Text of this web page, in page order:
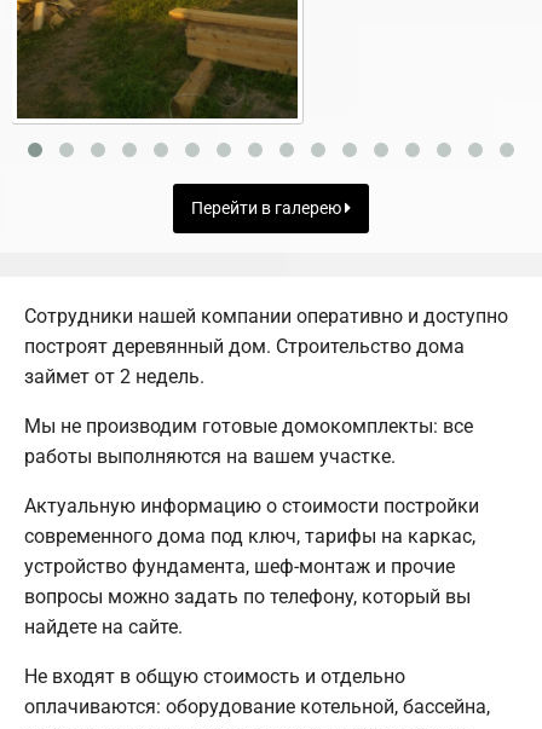
Перейти в галерею
Сотрудники нашей компании оперативно и доступно
построят деревянный дом. Строительство дома
займет от 2 недель.
Мы не производим готовые домокомплекты: все
работы выполняются на вашем участке.
Актуальную информацию о стоимости постройки
современного дома под ключ, тарифы на каркас,
устройство фундамента, шеф-монтаж и прочие
вопросы можно задать по телефону, который вы
найдете на сайте.
Не входят в общую стоимость и отдельно
оплачиваются: оборудование котельной, бассейна,